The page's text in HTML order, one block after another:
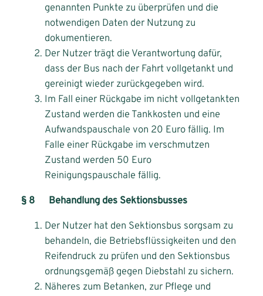
genannten Punkte zu überprüfen und die
notwendigen Daten der Nutzung zu
dokumentieren.
Der Nutzer trägt die Verantwortung dafür,
dass der Bus nach der Fahrt vollgetankt und
gereinigt wieder zurückgegeben wird.
Im Fall einer Rückgabe im nicht vollgetankten
Zustand werden die Tankkosten und eine
Aufwandspauschale von 20 Euro fällig. Im
Falle einer Rückgabe im verschmutzen
Zustand werden 50 Euro
Reinigungspauschale fällig.
§ 8 Behandlung des Sektionsbusses
Der Nutzer hat den Sektionsbus sorgsam zu
behandeln, die Betriebsflüssigkeiten und den
Reifendruck zu prüfen und den Sektionsbus
ordnungsgemäß gegen Diebstahl zu sichern.
Näheres zum Betanken, zur Pflege und